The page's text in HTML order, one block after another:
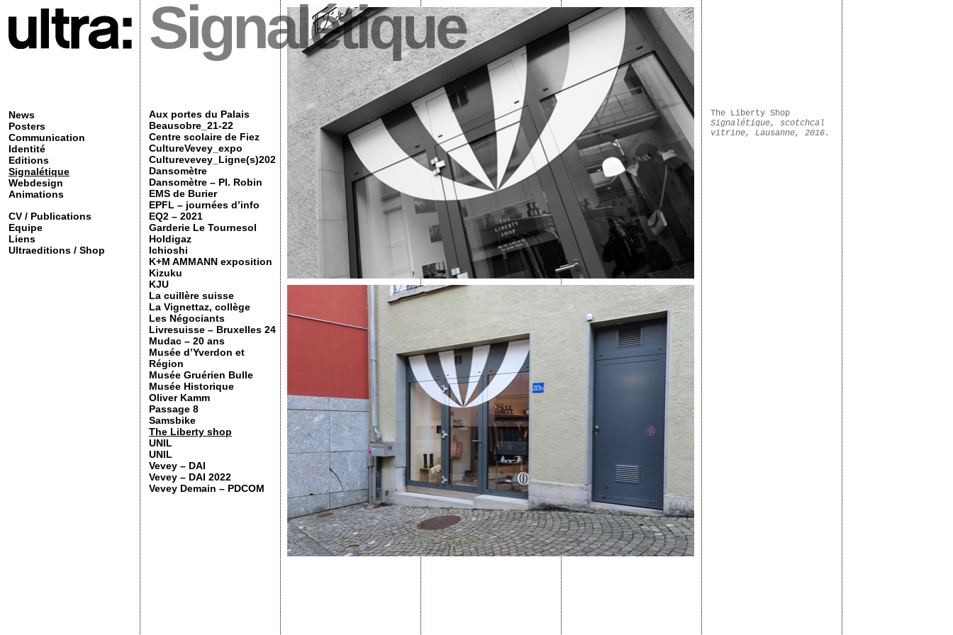
News
Posters
Communication
Identité
Editions
Signalétique
Webdesign
Animations
CV / Publications
Equipe
Liens
Ultraeditions / Shop
Signalétique
Aux portes du Palais
Beausobre_21-22
Centre scolaire de Fiez
CultureVevey_expo
Culturevevey_Ligne(s)202
Dansomètre
Dansomètre – Pl. Robin
EMS de Burier
EPFL – journées d’info
EQ2 – 2021
Garderie Le Tournesol
Holdigaz
Ichioshi
K+M AMMANN exposition
Kizuku
KJU
La cuillère suisse
La Vignettaz, collège
Les Négociants
Livresuisse – Bruxelles 24
Mudac – 20 ans
Musée d’Yverdon et
Région
Musée Gruérien Bulle
Musée Historique
Oliver Kamm
Passage 8
Samsbike
The Liberty shop
UNIL
UNIL
Vevey – DAI
Vevey – DAI 2022
Vevey Demain – PDCOM
The Liberty Shop
Signalétique, scotchcal
vitrine, Lausanne, 2016.